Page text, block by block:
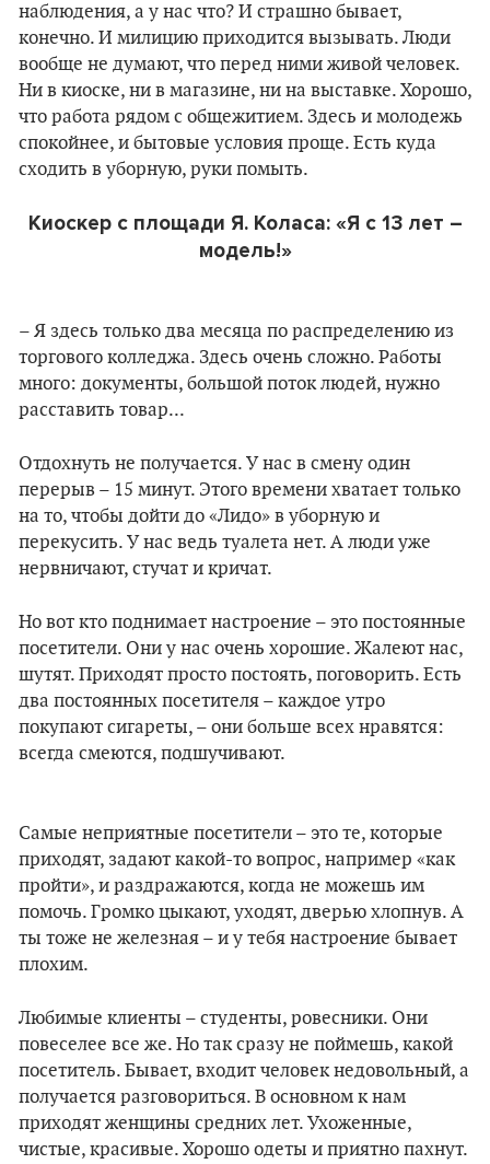
наблюдения, а у нас что? И страшно бывает,
конечно. И милицию приходится вызывать. Люди
вообще не думают, что перед ними живой человек.
Ни в киоске, ни в магазине, ни на выставке. Хорошо,
что работа рядом с общежитием. Здесь и молодежь
спокойнее, и бытовые условия проще. Есть куда
сходить в уборную, руки помыть.
Киоскер с площади Я. Коласа: «Я с 13 лет –
модель!»
– Я здесь только два месяца по распределению из
торгового колледжа. Здесь очень сложно. Работы
много: документы, большой поток людей, нужно
расставить товар...
Отдохнуть не получается. У нас в смену один
перерыв – 15 минут. Этого времени хватает только
на то, чтобы дойти до «Лидо» в уборную и
перекусить. У нас ведь туалета нет. А люди уже
нервничают, стучат и кричат.
Но вот кто поднимает настроение – это постоянные
посетители. Они у нас очень хорошие. Жалеют нас,
шутят. Приходят просто постоять, поговорить. Есть
два постоянных посетителя – каждое утро
покупают сигареты, – они больше всех нравятся:
всегда смеются, подшучивают.
Самые неприятные посетители – это те, которые
приходят, задают какой-то вопрос, например «как
пройти», и раздражаются, когда не можешь им
помочь. Громко цыкают, уходят, дверью хлопнув. А
ты тоже не железная – и у тебя настроение бывает
плохим.
Любимые клиенты – студенты, ровесники. Они
повеселее все же. Но так сразу не поймешь, какой
посетитель. Бывает, входит человек недовольный, а
получается разговориться. В основном к нам
приходят женщины средних лет. Ухоженные,
чистые, красивые. Хорошо одеты и приятно пахнут.